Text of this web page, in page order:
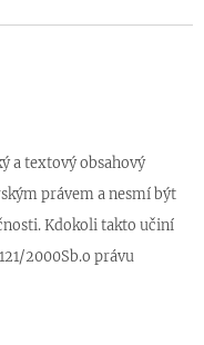
a textový obsahový
právem a nesmí být
Kdokoli takto učiní
2000Sb.o právu